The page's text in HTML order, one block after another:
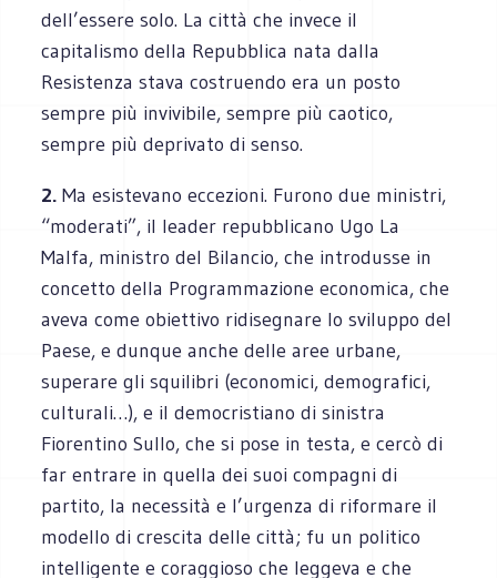
dell’essere solo. La città che invece il
capitalismo della Repubblica nata dalla
Resistenza stava costruendo era un posto
sempre più invivibile, sempre più caotico,
sempre più deprivato di senso.
2.Ma esistevano eccezioni. Furono due ministri,
“moderati”, il leader repubblicano Ugo La
Malfa, ministro del Bilancio, che introdusse in
concetto della Programmazione economica, che
aveva come obiettivo ridisegnare lo sviluppo del
Paese, e dunque anche delle aree urbane,
superare gli squilibri (economici, demografici,
culturali…), e il democristiano di sinistra
Fiorentino Sullo, che si pose in testa, e cercò di
far entrare in quella dei suoi compagni di
partito, la necessità e l’urgenza di riformare il
modello di crescita delle città; fu un politico
intelligente e coraggioso che leggeva e che